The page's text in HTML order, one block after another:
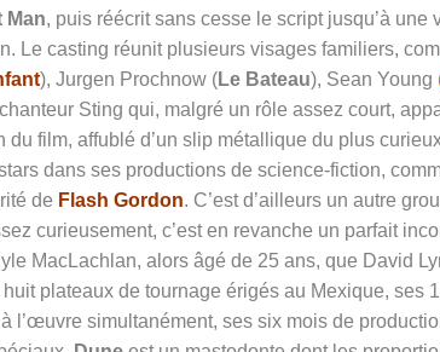
Man, puis réécrit sans cesse le script jusqu’à
Le casting réunit plusieurs visages familiers,
), Jurgen Prochnow (Le Bateau), Sean Young
Sting qui, malgré un rôle assez court,
du film, affublé d’un slip métallique du plus
dans ses productions de science-fiction,
de Flash Gordon. C’est d’ailleurs un autre
curieusement, c’est en revanche un parfait
MacLachlan, alors âgé de 25 ans, que David
plateaux de tournage érigés au Mexique, ses
l’œuvre simultanément, ses six mois de